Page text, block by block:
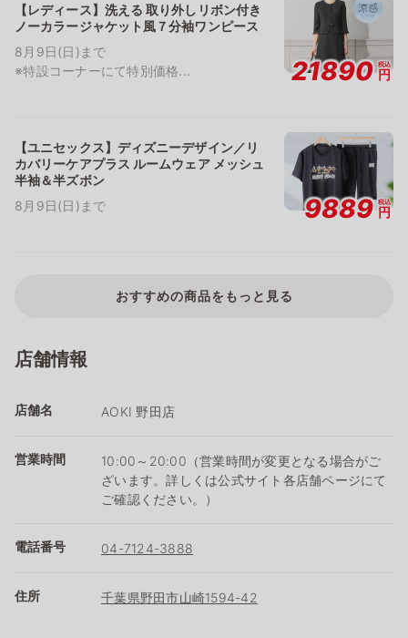
【レディース】洗える 取り外しリボン付き
ノーカラージャケット風７分袖ワンピース
8月9日(日)まで
※特設コーナーにて特別価格...
21890 税込
円
【ユニセックス】ディズニーデザイン／リ
カバリーケアプラス ルームウェア メッシュ
半袖＆半ズボン
8月9日(日)まで
9889 税込
円
おすすめの商品をもっと見る
店舗情報
店舗名 AOKI 野田店
営業時間
10:00～20:00（営業時間が変更となる場合がご
ざいます。詳しくは公式サイト各店舗ページにて
ご確認ください。）
電話番号 04-7124-3888
住所 千葉県野田市山崎1594-42